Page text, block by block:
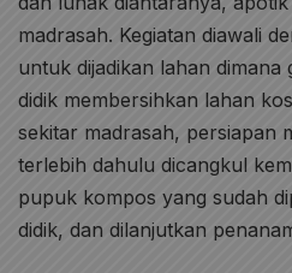
madrasah. Kegiatan diawali
untuk dijadikan lahan
didik membersihkan lahan
sekitar madrasah, persiapan
terlebih dahulu dicangkul
pupuk kompos yang sudah
didik, dan dilanjutkan